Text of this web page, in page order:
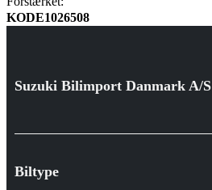
KODE1026508
Suzuki Bilimport Danmark A/S
Biltype